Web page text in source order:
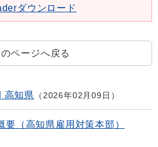
ダウンロード
ページへ戻る
高知県 2026年02月09日
（高知県雇用対策本部）